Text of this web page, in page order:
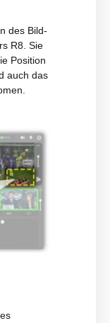
des Bild-
R8. Sie
Position
auch das